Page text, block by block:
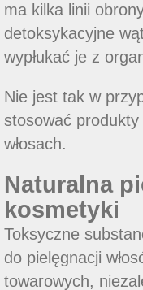
ma kilka linii
detoksykacyjne
wypłukać je z
Nie jest tak w
stosować
włosach.
Naturalna
kosmetyki
Toksyczne
do pielęgnacji
towarowych,